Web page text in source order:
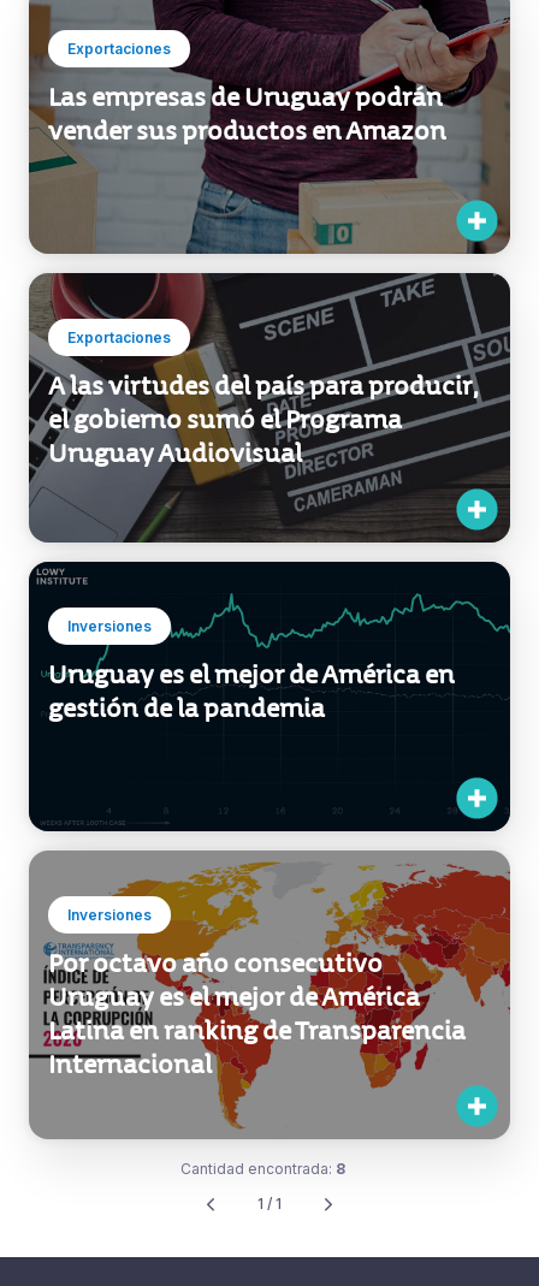
Exportaciones
Las empresas de Uruguay podrán
vender sus productos en Amazon
Exportaciones
A las virtudes del país para producir,
el gobierno sumó el Programa
Uruguay Audiovisual
Inversiones
Uruguay es el mejor de América en
gestión de la pandemia
Inversiones
Por octavo año consecutivo
Uruguay es el mejor de América
Latina en ranking de Transparencia
Internacional
Cantidad encontrada: 8
1 / 1